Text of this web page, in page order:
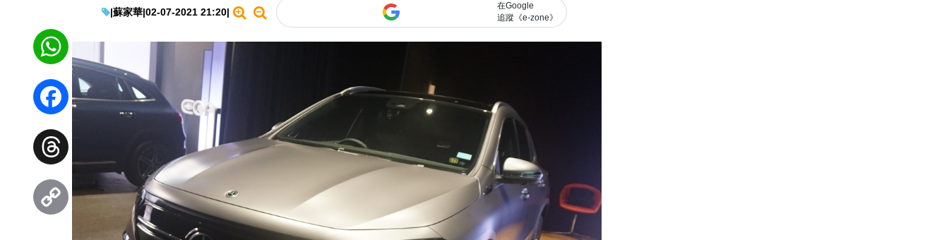
|蘇家華|02-07-2021 21:20|
在Google
追蹤《e-zone》
WhatsApp
Facebook
Threads